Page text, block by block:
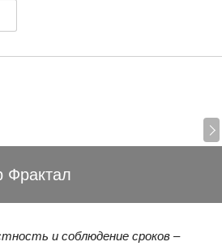
Фрактал
и соблюдение сроков –